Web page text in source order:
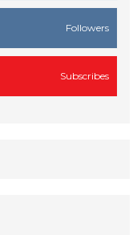
Followers
Subscribes